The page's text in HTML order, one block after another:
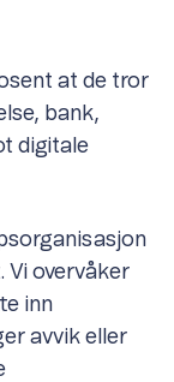
at de tror
bank,
digitale
Vi overvåker
inn
avvik eller